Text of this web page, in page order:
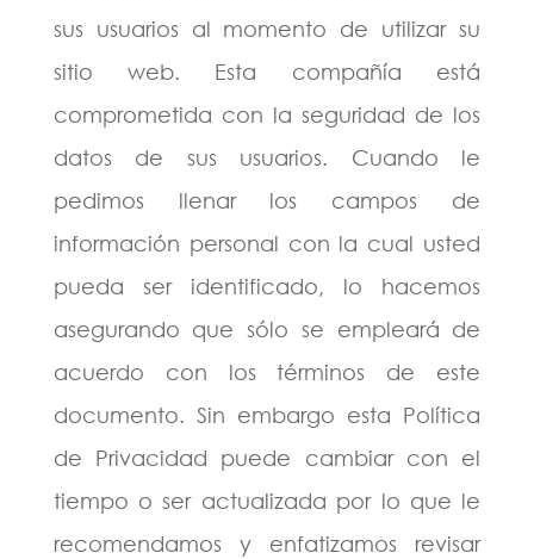
sus usuarios al momento de utilizar su
sitio web. Esta compañía está
comprometida con la seguridad de los
datos de sus usuarios. Cuando le
pedimos llenar los campos de
información personal con la cual usted
pueda ser identificado, lo hacemos
asegurando que sólo se empleará de
acuerdo con los términos de este
documento. Sin embargo esta Política
de Privacidad puede cambiar con el
tiempo o ser actualizada por lo que le
recomendamos y enfatizamos revisar